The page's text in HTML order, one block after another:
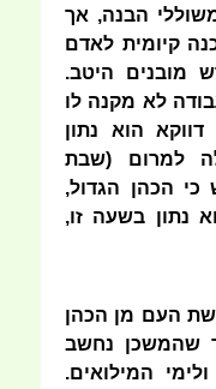
הבנה, אך
קיומית לאדם
מובנים היטב.
לא מקנה לו
דווקא הוא נתון
למרום (שבת
הכהן הגדול,
נתון בשעה זו,
העם מן הכהן
שהמשכן נחשב
המילואים.